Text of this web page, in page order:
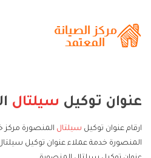
عنوان توكيل سيلتال
ارقام عنوان توكيل سيلتال المنصورة مركز
المنصورة خدمة عملاء عنوان توكيل